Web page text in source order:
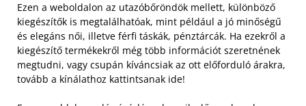
Ezen a weboldalon az utazóbőröndök mellett, különböző
kiegészítők is megtalálhatóak, mint például a jó minőségű
és elegáns női, illetve férfi táskák, pénztárcák. Ha ezekről a
kiegészítő termékekről még több információt szeretnének
megtudni, vagy csupán kíváncsiak az ott előforduló árakra,
tovább a kínálathoz kattintsanak ide!